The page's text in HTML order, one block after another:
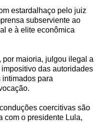
estardalhaço pelo juiz
subserviente ao
e à elite econômica
por maioria, julgou ilegal a
das autoridades
para
coercitivas são
com o presidente Lula,